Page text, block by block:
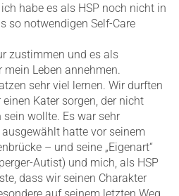
habe es als HSP noch nicht in
so notwendigen Self-Care
zustimmen und es als
Leben annehmen.
sehr viel lernen. Wir durften
Kater sorgen, der nicht
wollte. Es war sehr
hatte vor seinem
– und seine „Eigenart“
Autist) und mich, als HSP
dass wir seinen Charakter
auf seinem letzten Weg.